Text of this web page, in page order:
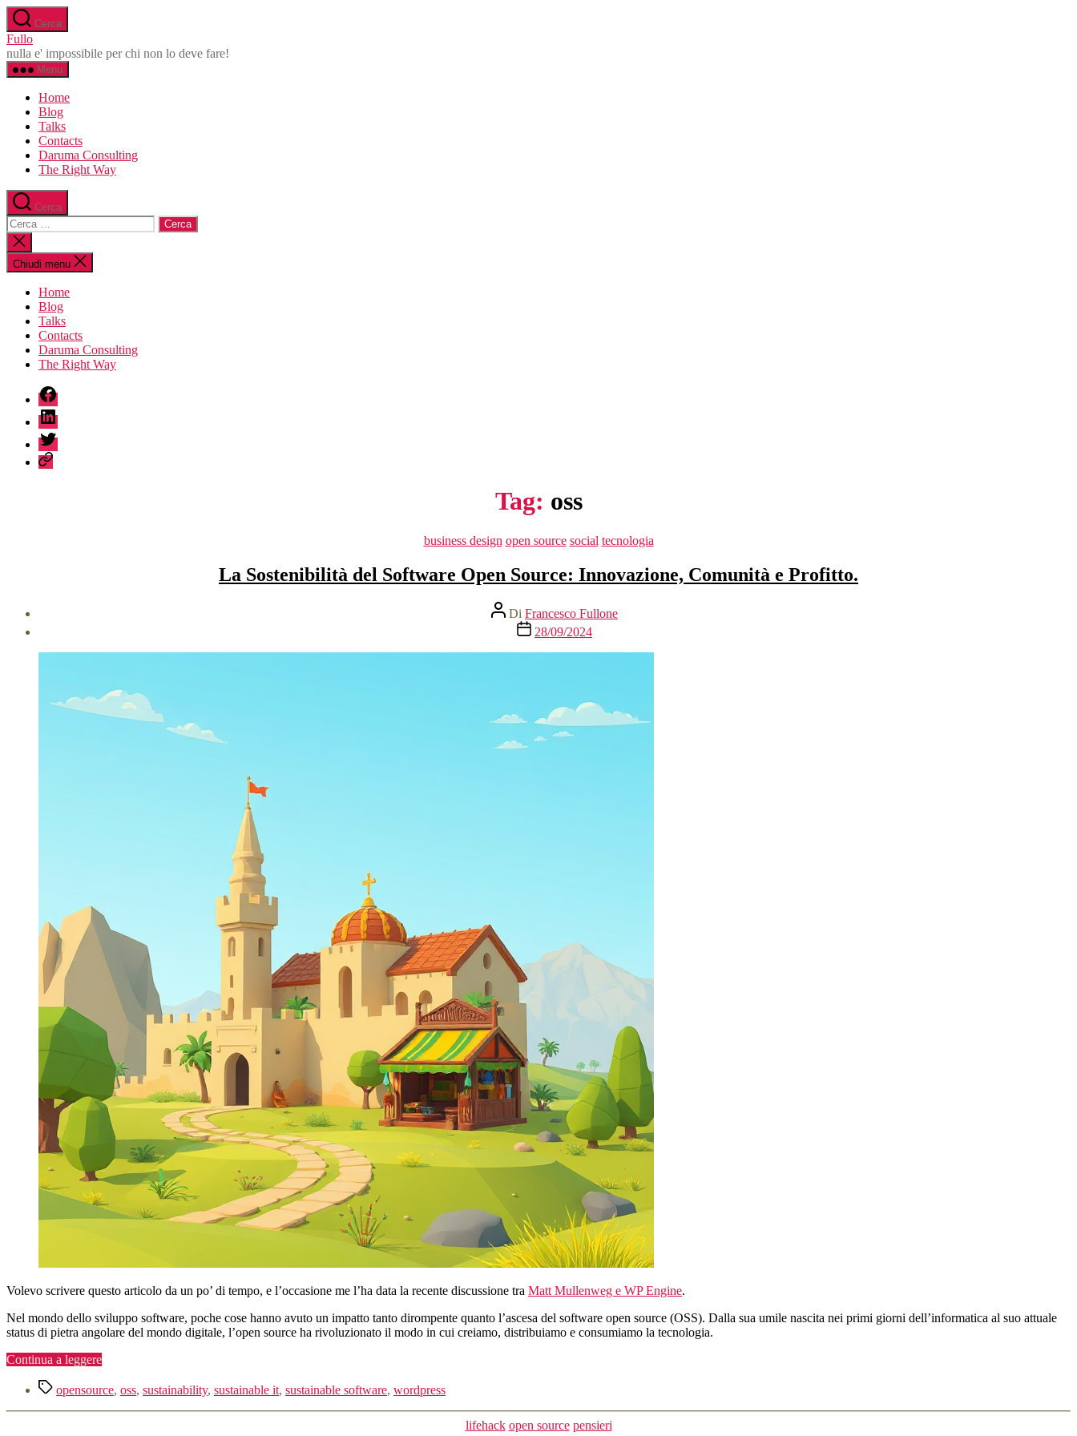
Salta
al
contenuto
Cerca
Fullo
nulla e' impossibile per chi non lo deve fare!
Menu
Home
Blog
Talks
Contacts
Daruma Consulting
The Right Way
Cerca
Cerca:
Chiudi
la
ricerca
Chiudi menu
Home
Blog
Talks
Contacts
Daruma Consulting
The Right Way
fb
linkedin
twitter
sessionize
Tag: oss
Categorie
business design open source social tecnologia
La Sostenibilità del Software Open Source: Innovazione, Comunità e Profitto.
Autore
articolo
Di Francesco Fullone
Data
dell'articolo
28/09/2024
Volevo scrivere questo articolo da un po’ di tempo, e l’occasione me l’ha data la recente discussione tra Matt Mullenweg e WP Engine.
Nel mondo dello sviluppo software, poche cose hanno avuto un impatto tanto dirompente quanto l’ascesa del software open source (OSS). Dalla sua umile nascita nei primi giorni dell’informatica al suo attuale
status di pietra angolare del mondo digitale, l’open source ha rivoluzionato il modo in cui creiamo, distribuiamo e consumiamo la tecnologia.
Continua a leggere“La
del
Open
Tag opensource, oss, sustainability, sustainable it, sustainable software, wordpress
Categorie
lifehack open source pensieri